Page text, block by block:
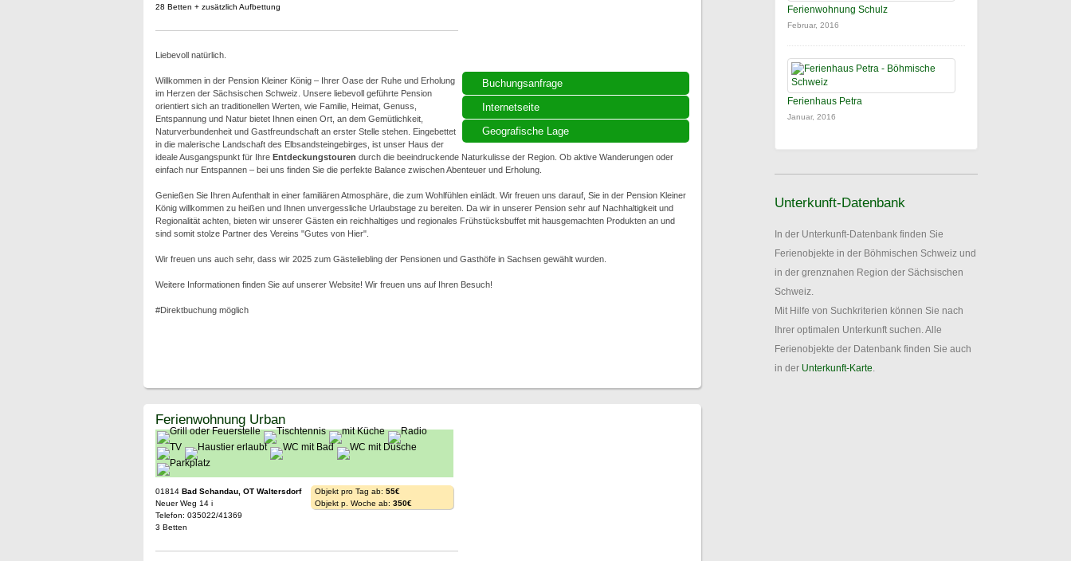
Buchungsanfrage
Internetseite
Geografische Lage
28 Betten + zusätzlich Aufbettung
Liebevoll natürlich.
Willkommen in der Pension Kleiner König – Ihrer Oase der Ruhe und Erholung
im Herzen der Sächsischen Schweiz. Unsere liebevoll geführte Pension
orientiert sich an traditionellen Werten, wie Familie, Heimat, Genuss,
Entspannung und Natur bietet Ihnen einen Ort, an dem Gemütlichkeit,
Naturverbundenheit und Gastfreundschaft an erster Stelle stehen. Eingebettet
in die malerische Landschaft des Elbsandsteingebirges, ist unser Haus der
ideale Ausgangspunkt für Ihre Entdeckungstouren durch die beeindruckende Naturkulisse der Region. Ob aktive Wanderungen oder
einfach nur Entspannen – bei uns finden Sie die perfekte Balance zwischen Abenteuer und Erholung.
Genießen Sie Ihren Aufenthalt in einer familiären Atmosphäre, die zum Wohlfühlen einlädt. Wir freuen uns darauf, Sie in der Pension Kleiner
König willkommen zu heißen und Ihnen unvergessliche Urlaubstage zu bereiten. Da wir in unserer Pension sehr auf Nachhaltigkeit und
Regionalität achten, bieten wir unserer Gästen ein reichhaltiges und regionales Frühstücksbuffet mit hausgemachten Produkten an und
sind somit stolze Partner des Vereins "Gutes von Hier".
Wir freuen uns auch sehr, dass wir 2025 zum Gästeliebling der Pensionen und Gasthöfe in Sachsen gewählt wurden.
Weitere Informationen finden Sie auf unserer Website! Wir freuen uns auf Ihren Besuch!
#Direktbuchung möglich
Ferienwohnung Urban
01814 Bad Schandau, OT Waltersdorf
Neuer Weg 14 i
Telefon: 035022/41369
3 Betten
Objekt pro Tag ab: 55€
Objekt p. Woche ab: 350€
Ferienwohnung Schulz
Februar, 2016
Ferienhaus Petra
Januar, 2016
Unterkunft-Datenbank
In der Unterkunft-Datenbank finden Sie
Ferienobjekte in der Böhmischen Schweiz und
in der grenznahen Region der Sächsischen
Schweiz.
Mit Hilfe von Suchkriterien können Sie nach
Ihrer optimalen Unterkunft suchen. Alle
Ferienobjekte der Datenbank finden Sie auch
in der Unterkunft-Karte.